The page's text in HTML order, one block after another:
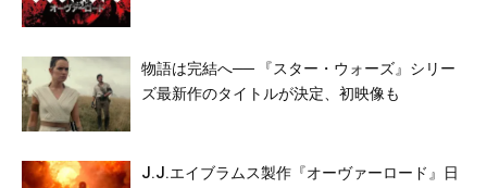
物語は完結へ── 『スター・ウォーズ』シリー
ズ最新作のタイトルが決定、初映像も
J.J.エイブラムス製作『オーヴァーロード』日